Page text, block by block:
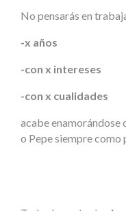
No pensarás en
-x años
-con x intereses
-con x cualidades
acabe enamorándose
o Pepe siempre como